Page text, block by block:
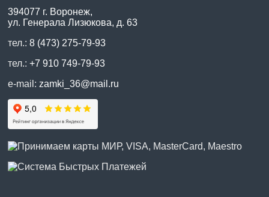
394077 г. Воронеж,
ул. Генерала Лизюкова, д. 63
тел.:8 (473) 275-79-93
тел.:+7 910 749-79-93
e-mail: zamki_36@mail.ru